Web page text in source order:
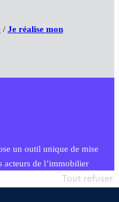
/ Je réalise mon
un outil unique de mise
acteurs de l’immobilier
simple et intégrant
Tout refuser